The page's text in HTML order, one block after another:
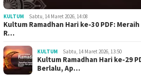
KULTUM Sabtu, 14 Maret 2026, 14:08
Kultum Ramadhan Hari ke-30 PDF:
R…
KULTUM Sabtu, 14 Maret 2026, 13:50
Kultum Ramadhan Hari ke-29
Berlalu, Ap…